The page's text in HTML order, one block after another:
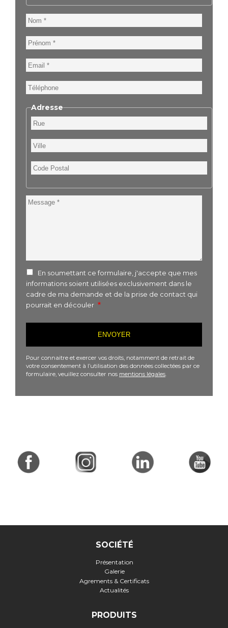
Nom
Prénom
Email
Téléphone
Adresse
Rue
Ville
Code
Postal
Message
En soumettant ce formulaire, j'accepte que mes
informations soient utilisées exclusivement dans le
cadre de ma demande et de la prise de contact qui
pourrait en découler
Pour connaitre et exercer vos droits, notamment de retrait de
votre consentement à l’utilisation des données collectées par ce
formulaire, veuillez consulter nos mentions légales.
SOCIÉTÉ
Présentation
Galerie
Agrements & Certificats
Actualités
PRODUITS